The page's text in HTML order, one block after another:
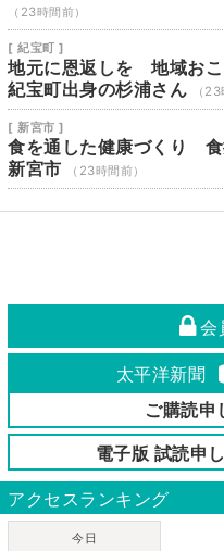
（23時間前）
[ 紀宝町 ]
地元に恩返しを 地域お
紀宝町出身の杉浦さん
（
[ 新宮市 ]
食を通した健康づくり
新宮市
（23時間前）
会
太平洋新聞
ご購読申
電子版 試読申
アクセスランキング
今日